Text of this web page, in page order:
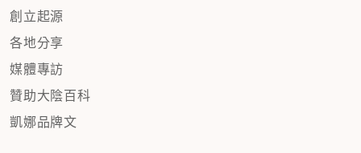
創立起源
各地分享
媒體專訪
贊助大陰百科
凱娜品牌文